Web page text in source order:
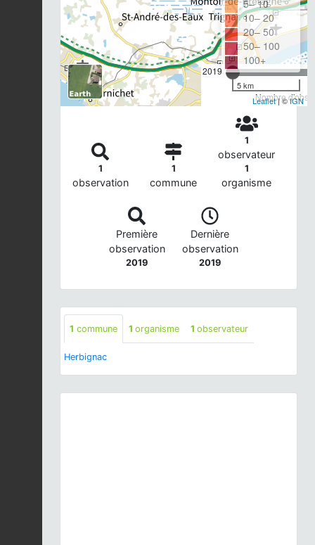
2019
Nombre
5– 10
10– 20
20– 50
50– 100
100+
5 km
Leaflet| ©IGN
1
observation
1
commune
1
observateur
1
organisme
Première
observation
2019
Dernière
observation
2019
1 commune 1 organisme 1 observateur
Herbignac